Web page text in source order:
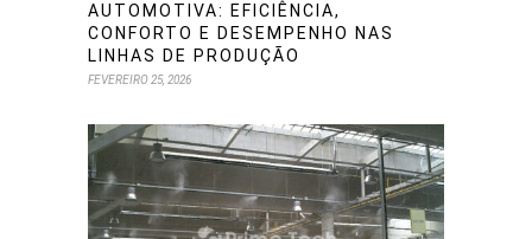
AUTOMOTIVA: EFICIÊNCIA,
CONFORTO E DESEMPENHO NAS
LINHAS DE PRODUÇÃO
FEVEREIRO 25, 2026